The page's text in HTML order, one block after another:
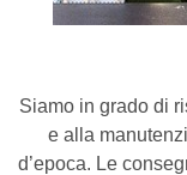
Siamo in grado di
e alla
d’epoca. Le